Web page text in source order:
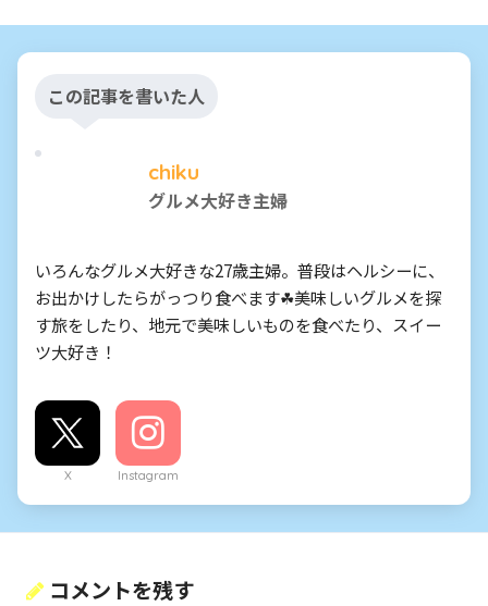
この記事を書いた人
chiku
グルメ大好き主婦
いろんなグルメ大好きな27歳主婦。普段はヘルシーに、
お出かけしたらがっつり食べます☘美味しいグルメを探
す旅をしたり、地元で美味しいものを食べたり、スイー
ツ大好き！
X Instagram
コメントを残す